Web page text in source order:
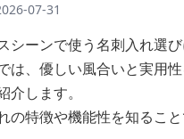
07-31
シーンで使う名刺入れ選
は、優しい風合いと実用
介します。
の特徴や機能性を知るこ